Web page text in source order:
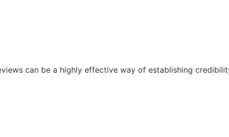
can be a highly effective way of establishing